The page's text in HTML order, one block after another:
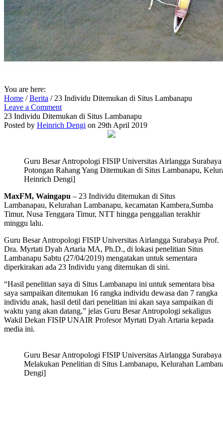
You are here:
Home /Berita / 23 Individu Ditemukan di Situs Lambanapu
Leave a Comment
23 Individu Ditemukan di Situs Lambanapu
Posted by Heinrich Dengi on 29th April 2019
Guru Besar Antropologi FISIP Universitas Airlangga
Potongan Rahang Yang Ditemukan di Situs Lambanapu,
Heinrich Dengi]
MaxFM, Waingapu – 23 Individu ditemukan di Situs
Lambanapau, Kelurahan Lambanapu, kecamatan Kambera,Sumba
Timur, Nusa Tenggara Timur, NTT hingga penggalian terakhir
minggu lalu.
Guru Besar Antropologi FISIP Universitas Airlangga Surabaya Prof.
Dra. Myrtati Dyah Artaria MA, Ph.D., di lokasi penelitian Situs
Lambanapu Sabtu (27/04/2019) mengatakan untuk sementara
diperkirakan ada 23 Individu yang ditemukan di sini.
“Hasil penelitian saya di Situs Lambanapu ini untuk sementara bisa
saya sampaikan ditemukan 16 rangka individu dewasa dan 7 rangka
individu anak, hasil detil dari penelitian ini akan saya sampaikan di
waktu yang akan datang,” jelas Guru Besar Antropologi sekaligus
Wakil Dekan FISIP UNAIR Profesor Myrtati Dyah Artaria kepada
media ini.
Guru Besar Antropologi FISIP Universitas Airlangga
Melakukan Penelitian di Situs Lambanapu, Kelurahan
Dengi]